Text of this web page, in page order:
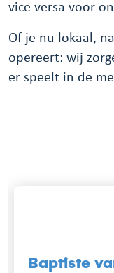
vice versa voor
Of je nu lokaal,
opereert: wij
er speelt in de
Baptiste